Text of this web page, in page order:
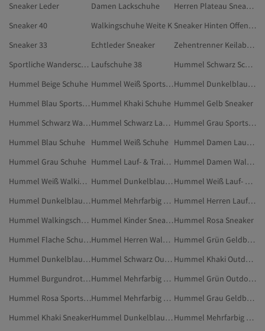
Sneaker Leder
Damen Lackschuhe
Herren Plateau Sneaker
Sneaker 40
Walkingschuhe Weite K
Sneaker Hinten Offen Damen
Sneaker 33
Echtleder Sneaker
Zehentrenner Keilabsatz
Sportliche Wanderschuhe Laufschuhe 38
Hummel Schwarz Schuhe
Hummel Beige Schuhe
Hummel Weiß Sportschuhe
Hummel Dunkelblau Sneaker
Hummel Blau Sportschuhe Hummel Khaki Schuhe Hummel Gelb Sneaker
Hummel Schwarz Walkingschuhe
Hummel Schwarz Lauf- & Trainingsschuhe
Hummel Grau Sportschuhe
Hummel Blau Schuhe
Hummel Weiß Schuhe
Hummel Damen Lauf- & Trainingsschuhe
Hummel Grau Schuhe
Hummel Lauf- & Trainingsschuhe
Hummel Damen Walkingschuhe
Hummel Weiß Walkingschuhe
Hummel Dunkelblau Sportschuhe
Hummel Weiß Lauf- & Trainingsschuhe
Hummel Dunkelblau Schuhe
Hummel Mehrfarbig Sportschuhe
Hummel Herren Lauf- & Trainingsschuhe
Hummel Walkingschuhe
Hummel Kinder SneakerHummel Rosa Sneaker
Hummel Flache Schuhe
Hummel Herren Walkingschuhe
Hummel Grün Geldbörsen
Hummel Dunkelblau Walkingschuhe
Hummel Schwarz Outdoor-Schuhe
Hummel Khaki Outdoor-Schuhe
Hummel Burgundrot Sneaker
Hummel Mehrfarbig Walkingschuhe
Hummel Grün Outdoor-Schuhe
Hummel Rosa Sportschuhe
Hummel Mehrfarbig Schuhe
Hummel Grau Geldbörsen
Hummel Khaki Sneaker
Hummel Dunkelblau Flache Schuhe
Hummel Mehrfarbig Lauf- & Trainingsschuhe